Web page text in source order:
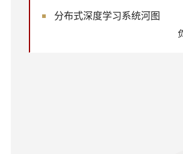
分布式深度学习系统河图